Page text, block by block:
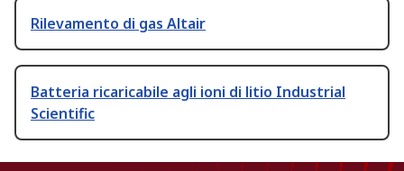
Rilevamento di gas Altair
Batteria ricaricabile agli ioni di litio Industrial
Scientific